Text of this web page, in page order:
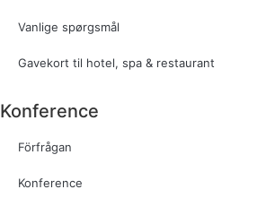
Vanlige spørgsmål
Gavekort til hotel, spa & restaurant​
Konference
Förfrågan
Konference